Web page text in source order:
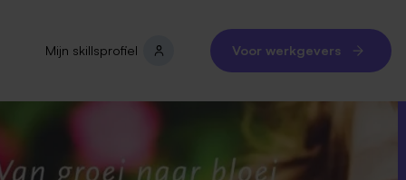
Mijn skillsprofiel Voor werkgevers